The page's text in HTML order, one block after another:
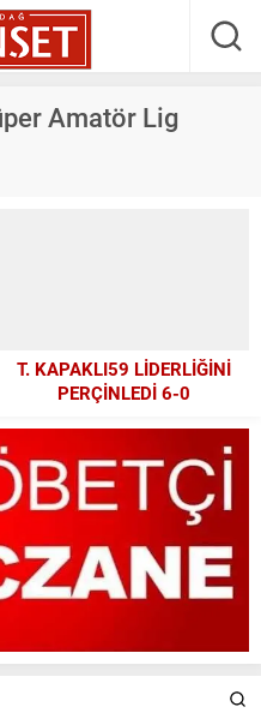
Amatör Lig
T. KAPAKLI59 LİDERLİĞİNİ
PERÇİNLEDİ 6-0